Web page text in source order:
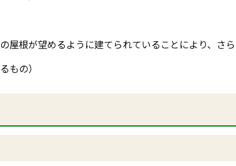
根が望めるように建てられていることにより、さ
もの）